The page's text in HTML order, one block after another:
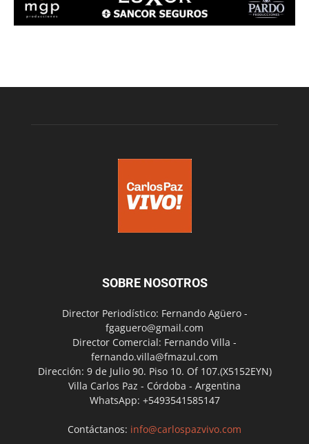
SOBRE NOSOTROS
Director Periodístico: Fernando Agüero -
fgaguero@gmail.com
Director Comercial: Fernando Villa -
fernando.villa@fmazul.com
Dirección: 9 de Julio 90. Piso 10. Of 107.(X5152EYN)
Villa Carlos Paz - Córdoba - Argentina
WhatsApp: +5493541585147
Contáctanos: info@carlospazvivo.com